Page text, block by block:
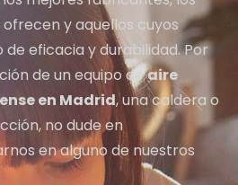
ofrecen y aquellos cuyos
de eficacia y durabilidad. Por
de un equipo deaire
en Madrid, una caldera o
no dude en
en alguno de nuestros